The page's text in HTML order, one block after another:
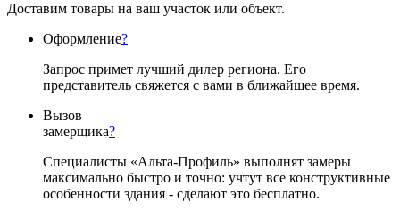
Доставим товары на ваш участок или объект.
Оформление?
Запрос примет лучший дилер региона. Его
представитель свяжется с вами в ближайшее время.
Вызов
замерщика?
Специалисты «Альта-Профиль» выполнят замеры
максимально быстро и точно: учтут все конструктивные
особенности здания - сделают это бесплатно.